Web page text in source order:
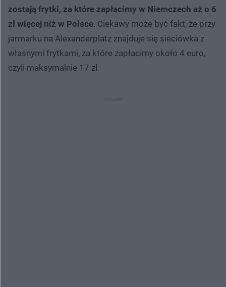
zostają frytki, za które zapłacimy w Niemczech aż o 6
zł więcej niż w Polsce. Ciekawy może być fakt, że przy
jarmarku na Alexanderplatz znajduje się sieciówka z
własnymi frytkami, za które zapłacimy około 4 euro,
czyli maksymalnie 17 zł.